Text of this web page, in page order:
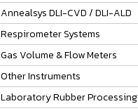
Annealsys DLI-CVD / DLI-ALD
Respirometer Systems
Gas Volume & Flow Meters
Other Instruments
Laboratory Rubber Processing